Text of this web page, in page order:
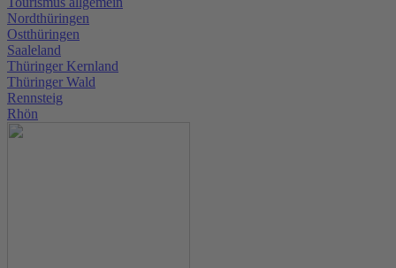
Nordthüringen
Ostthüringen
Saaleland
Thüringer Kernland
Thüringer Wald
Rennsteig
Rhön